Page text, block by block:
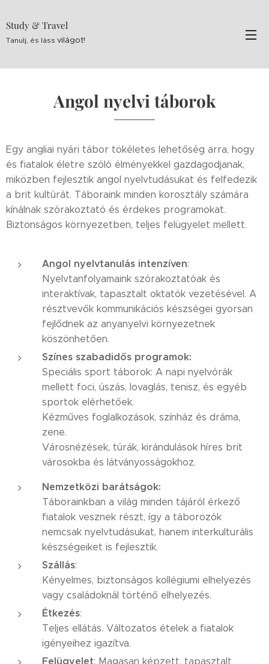
Study & Travel
Tanulj, és láss világot!
Angol nyelvi táborok
Egy angliai nyári tábor tökéletes lehetőség arra, hogy
és fiatalok életre szóló élményekkel gazdagodjanak,
miközben fejlesztik angol nyelvtudásukat és felfedezik
a brit kultúrát. Táboraink minden korosztály számára
kínálnak szórakoztató és érdekes programokat.
Biztonságos környezetben, teljes felügyelet mellett.
Angol nyelvtanulás intenzíven:
Nyelvtanfolyamaink szórakoztatóak és
interaktívak, tapasztalt oktatók vezetésével. A
résztvevők kommunikációs készségei gyorsan
fejlődnek az anyanyelvi környezetnek
köszönhetően.
Színes szabadidős programok:
Speciális sport táborok: A napi nyelvórák
mellett foci, úszás, lovaglás, tenisz, és egyéb
sportok elérhetőek.
Kézműves foglalkozások, színház és dráma,
zene.
Városnézések, túrák, kirándulások híres brit
városokba és látványosságokhoz.
Nemzetközi barátságok:
Táborainkban a világ minden tájáról érkező
fiatalok vesznek részt, így a táborozók
nemcsak nyelvtudásukat, hanem interkulturális
készségeiket is fejlesztik.
Szállás:
Kényelmes, biztonságos kollégiumi elhelyezés
vagy családoknál történő elhelyezés.
Étkezés:
Teljes ellátás. Változatos ételek a fiatalok
igényeihez igazítva.
Felügyelet: Magasan képzett, tapasztalt